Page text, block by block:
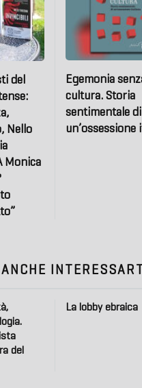
del
Nello
Monica
Egemonia
cultura. Storia
sentimentale di
un’ossessione
del
La lobby ebraica